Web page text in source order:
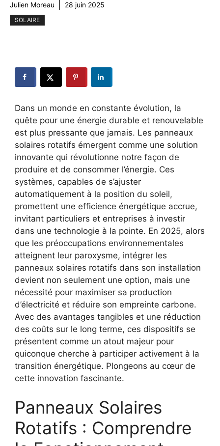
Julien Moreau 28 juin 2025
SOLAIRE
Dans un monde en constante évolution, la
quête pour une énergie durable et renouvelable
est plus pressante que jamais. Les panneaux
solaires rotatifs émergent comme une solution
innovante qui révolutionne notre façon de
produire et de consommer l’énergie. Ces
systèmes, capables de s’ajuster
automatiquement à la position du soleil,
promettent une efficience énergétique accrue,
invitant particuliers et entreprises à investir
dans une technologie à la pointe. En 2025, alors
que les préoccupations environnementales
atteignent leur paroxysme, intégrer les
panneaux solaires rotatifs dans son installation
devient non seulement une option, mais une
nécessité pour maximiser sa production
d’électricité et réduire son empreinte carbone.
Avec des avantages tangibles et une réduction
des coûts sur le long terme, ces dispositifs se
présentent comme un atout majeur pour
quiconque cherche à participer activement à la
transition énergétique. Plongeons au cœur de
cette innovation fascinante.
Panneaux Solaires
Rotatifs : Comprendre